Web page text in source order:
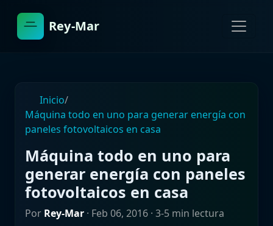
Rey-Mar
Inicio/
Máquina todo en uno para generar energía con
paneles fotovoltaicos en casa
Máquina todo en uno para
generar energía con paneles
fotovoltaicos en casa
Por Rey-Mar · Feb 06, 2016 · 3-5 min lectura